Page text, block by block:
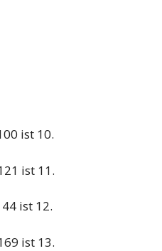
ist 10.
ist 11.
ist 12.
ist 13.